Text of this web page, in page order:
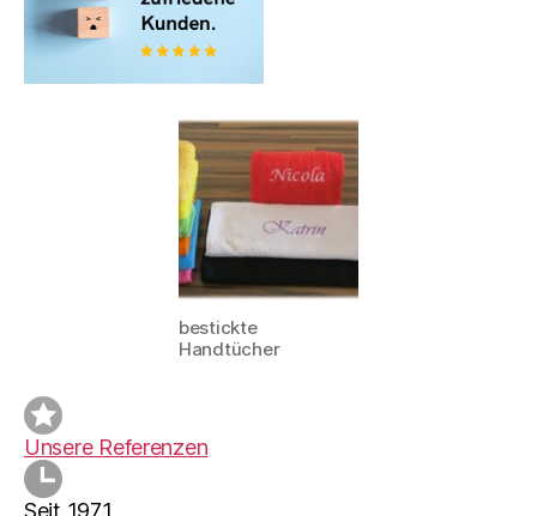
bestickte
Handtücher
Unsere Referenzen
Seit 1971